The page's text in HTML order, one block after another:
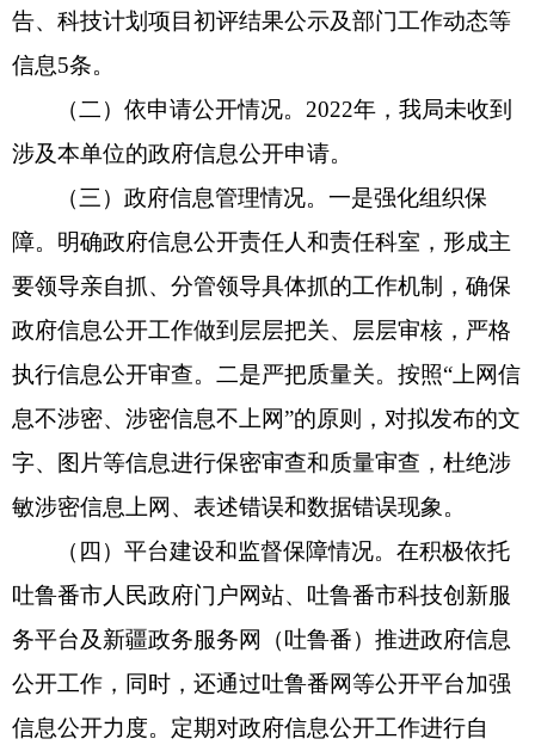
告、科技计划项目初评结果公示及部门工作动态等
信息5条。
（二）依申请公开情况。2022年，我局未收到
涉及本单位的政府信息公开申请。
（三）政府信息管理情况。一是强化组织保
障。明确政府信息公开责任人和责任科室，形成主
要领导亲自抓、分管领导具体抓的工作机制，确保
政府信息公开工作做到层层把关、层层审核，严格
执行信息公开审查。二是严把质量关。按照“上网信
息不涉密、涉密信息不上网”的原则，对拟发布的文
字、图片等信息进行保密审查和质量审查，杜绝涉
敏涉密信息上网、表述错误和数据错误现象。
（四）平台建设和监督保障情况。在积极依托
吐鲁番市人民政府门户网站、吐鲁番市科技创新服
务平台及新疆政务服务网（吐鲁番）推进政府信息
公开工作，同时，还通过吐鲁番网等公开平台加强
信息公开力度。定期对政府信息公开工作进行自